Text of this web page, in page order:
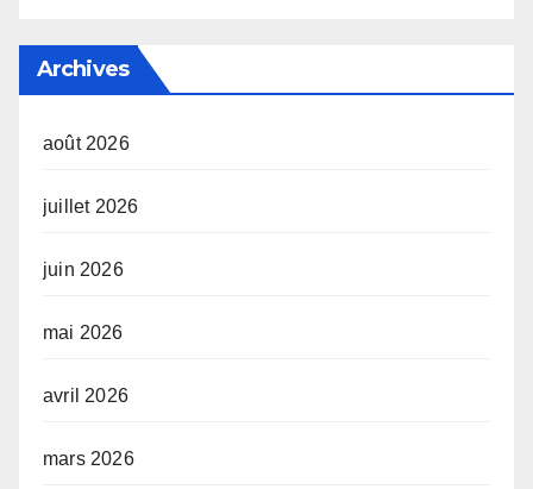
Archives
août 2026
juillet 2026
juin 2026
mai 2026
avril 2026
mars 2026